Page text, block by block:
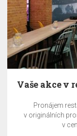
Pronájem
v originálních
v